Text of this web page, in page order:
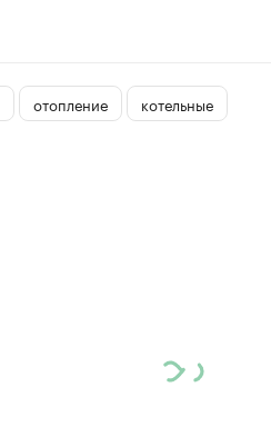
отопление котельные